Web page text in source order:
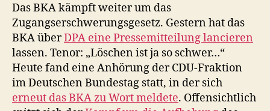
Das BKA kämpft weiter um das
Zugangserschwerungsgesetz. Gestern hat das
BKA überDPA eine Pressemitteilung lancieren
lassen. Tenor: „Löschen ist ja so schwer…“
Heute fand eine Anhörung der CDU-Fraktion
im Deutschen Bundestag statt, in der sich
erneut das BKA zu Wort meldete. Offensichtlich